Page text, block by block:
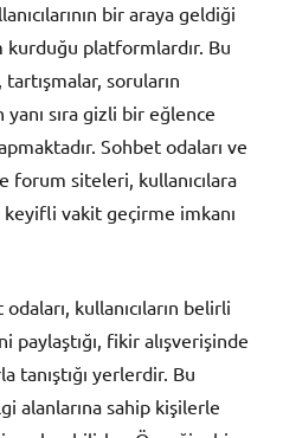
bir araya geldiği
platformlardır. Bu
soruların
sıra gizli bir eğlence
Sohbet odaları ve
forum siteleri, kullanıcılara
vakit geçirme imkanı
kullanıcıların belirli
paylaştığı, fikir alışverişinde
tanıştığı yerlerdir. Bu
alanlarına sahip kişilerle